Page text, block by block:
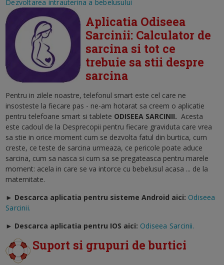
Dezvoltarea intrauterina a bebelusului
Aplicatia Odiseea
Sarcinii: Calculator de
sarcina si tot ce
trebuie sa stii despre
sarcina
Pentru in zilele noastre, telefonul smart este cel care ne
insosteste la fiecare pas - ne-am hotarat sa creem o aplicatie
pentru telefoane smart si tablete ODISEEA SARCINII. Acesta
este cadoul de la Desprecopii pentru fiecare graviduta care vrea
sa stie in orice moment cum se dezvolta fatul din burtica, cum
creste, ce teste de sarcina urmeaza, ce pericole poate aduce
sarcina, cum sa nasca si cum sa se pregateasca pentru marele
moment: acela in care se va intorce cu bebelusul acasa ... de la
maternitate.
► Descarca aplicatia pentru sisteme Android aici: Odiseea
Sarcinii.
► Descarca aplicatia pentru IOS aici: Odiseea Sarcinii.
Suport si grupuri de burtici